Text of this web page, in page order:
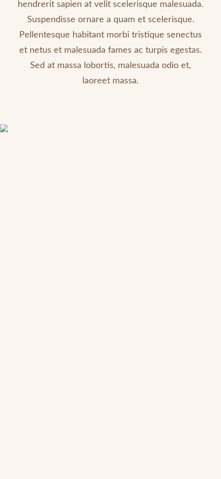
hendrerit sapien at velit scelerisque malesuada.
Suspendisse ornare a quam et scelerisque.
Pellentesque habitant morbi tristique senectus
et netus et malesuada fames ac turpis egestas.
Sed at massa lobortis, malesuada odio et,
laoreet massa.